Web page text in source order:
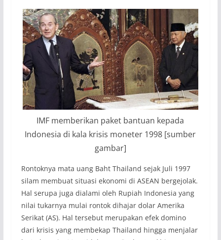
IMF memberikan paket bantuan kepada
Indonesia di kala krisis moneter 1998 [sumber
gambar]
Rontoknya mata uang Baht Thailand sejak Juli 1997
silam membuat situasi ekonomi di ASEAN bergejolak.
Hal serupa juga dialami oleh Rupiah Indonesia yang
nilai tukarnya mulai rontok dihajar dolar Amerika
Serikat (AS). Hal tersebut merupakan efek domino
dari krisis yang membekap Thailand hingga menjalar